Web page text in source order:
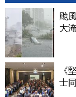
颱
大
《
士